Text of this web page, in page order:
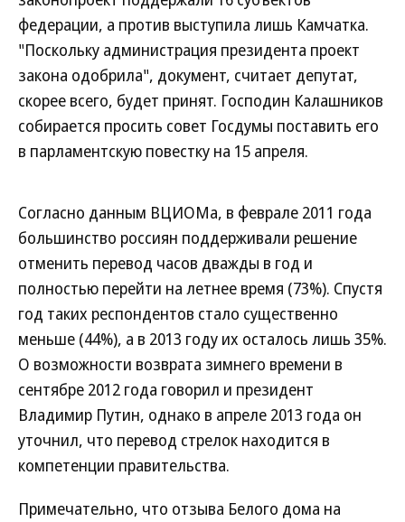
федерации, а против выступила лишь Камчатка.
"Поскольку администрация президента проект
закона одобрила", документ, считает депутат,
скорее всего, будет принят. Господин Калашников
собирается просить совет Госдумы поставить его
в парламентскую повестку на 15 апреля.
Согласно данным ВЦИОМа, в феврале 2011 года
большинство россиян поддерживали решение
отменить перевод часов дважды в год и
полностью перейти на летнее время (73%). Спустя
год таких респондентов стало существенно
меньше (44%), а в 2013 году их осталось лишь 35%.
О возможности возврата зимнего времени в
сентябре 2012 года говорил и президент
Владимир Путин, однако в апреле 2013 года он
уточнил, что перевод стрелок находится в
компетенции правительства.
Примечательно, что отзыва Белого дома на